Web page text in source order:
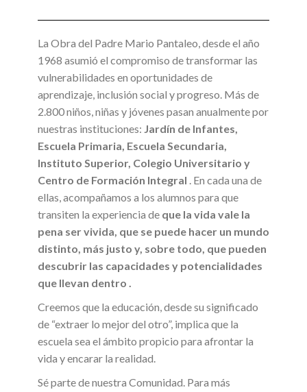
La Obra del Padre Mario Pantaleo, desde el año
1968 asumió el compromiso de transformar las
vulnerabilidades en oportunidades de
aprendizaje, inclusión social y progreso. Más de
2.800 niños, niñas y jóvenes pasan anualmente por
nuestras instituciones: Jardín de Infantes,
Escuela Primaria, Escuela Secundaria,
Instituto Superior, Colegio Universitario y
Centro de Formación Integral . En cada una de
ellas, acompañamos a los alumnos para que
transiten la experiencia de que la vida vale la
pena ser vivida, que se puede hacer un mundo
distinto, más justo y, sobre todo, que pueden
descubrir las capacidades y potencialidades
que llevan dentro .
Creemos que la educación, desde su significado
de “extraer lo mejor del otro”, implica que la
escuela sea el ámbito propicio para afrontar la
vida y encarar la realidad.
Sé parte de nuestra Comunidad. Para más